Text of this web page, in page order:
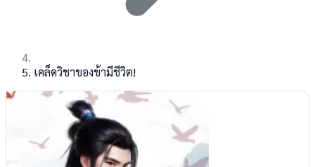
เคล็ด​วิชา​ของข้ามีชีวิต​!